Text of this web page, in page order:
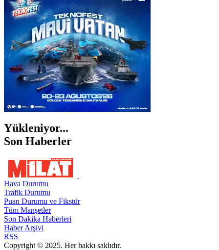
İZMİR
ŞANLIURFA
ŞIRNAK
Yükleniyor...
Son Haberler
Hava Durumu
Trafik Durumu
Puan Durumu ve Fikstür
Tüm Manşetler
Son Dakika Haberleri
Haber Arşivi
RSS
Copyright © 2025. Her hakkı saklıdır.